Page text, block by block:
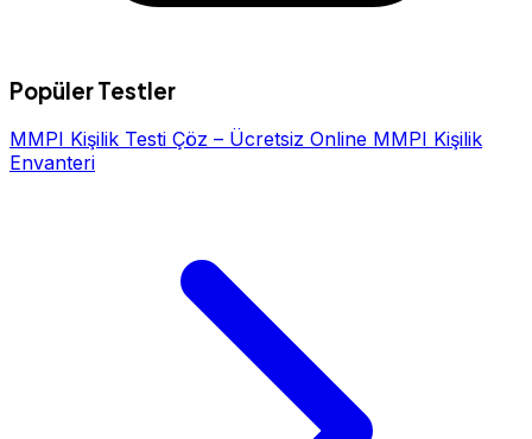
Popüler Testler
MMPI Kişilik Testi Çöz – Ücretsiz Online MMPI Kişilik
Envanteri